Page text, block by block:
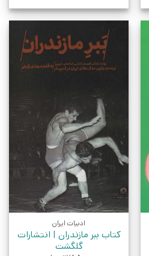
ادبیات ایران
کتاب ببر مازندران | انتشارات
گلگشت